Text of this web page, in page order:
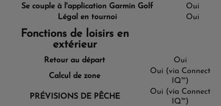
Se couple à l'application Garmin Golf
Oui
Légal en tournoi
Oui
Fonctions de loisirs en
extérieur
Retour au départ
Oui
Calcul de zone
Oui (via Connect
IQ™)
PRÉVISIONS DE PÊCHE
Oui (via Connect
IQ™)